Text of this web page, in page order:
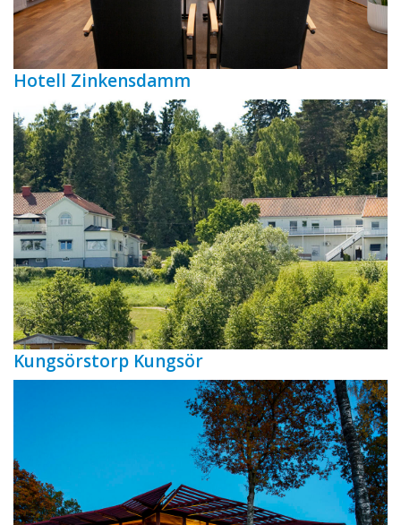
Hotell Zinkensdamm
Kungsörstorp Kungsör